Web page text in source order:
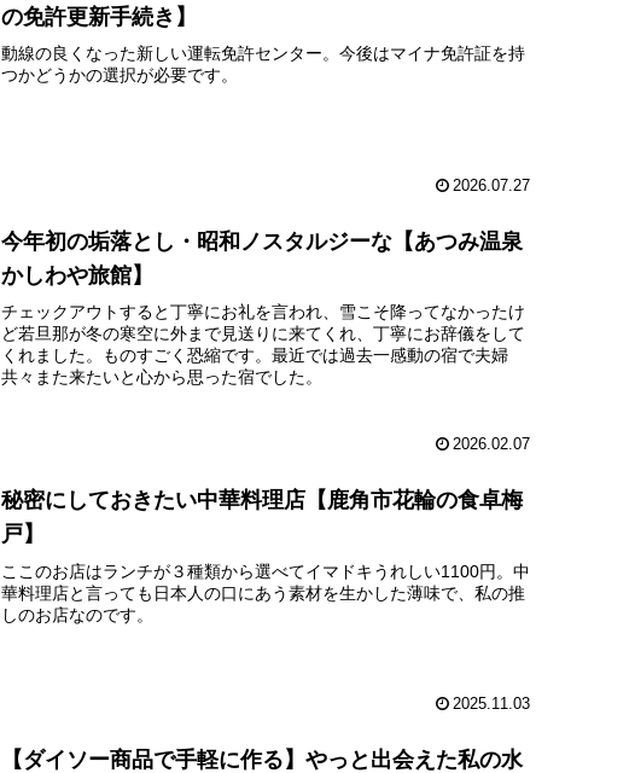
の免許更新手続き】
動線の良くなった新しい運転免許センター。今後はマイナ免許証を持
つかどうかの選択が必要です。
2026.07.27
今年初の垢落とし・昭和ノスタルジーな【あつみ温泉
かしわや旅館】
チェックアウトすると丁寧にお礼を言われ、雪こそ降ってなかったけ
ど若旦那が冬の寒空に外まで見送りに来てくれ、丁寧にお辞儀をして
くれました。ものすごく恐縮です。最近では過去一感動の宿で夫婦
共々また来たいと心から思った宿でした。
2026.02.07
秘密にしておきたい中華料理店【鹿角市花輪の食卓梅
戸】
ここのお店はランチが３種類から選べてイマドキうれしい1100円。中
華料理店と言っても日本人の口にあう素材を生かした薄味で、私の推
しのお店なのです。
2025.11.03
【ダイソー商品で手軽に作る】やっと出会えた私の水